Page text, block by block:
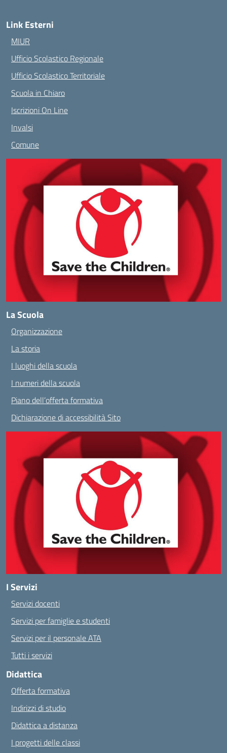
Link Esterni
MIUR
Ufficio Scolastico Regionale
Ufficio Scolastico Territoriale
Scuola in Chiaro
Iscrizioni On Line
Invalsi
Comune
La Scuola
Organizzazione
La storia
I luoghi della scuola
I numeri della scuola
Piano dell’offerta formativa
Dichiarazione di accessibilità Sito
I Servizi
Servizi docenti
Servizi per famiglie e studenti
Servizi per il personale ATA
Tutti i servizi
Didattica
Offerta formativa
Indirizzi di studio
Didattica a distanza
I progetti delle classi